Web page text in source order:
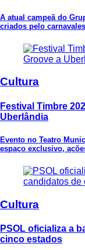
A atual campeã do
criados pelo
Cultura
Festival Timbre
Uberlândia
Evento no Teatro
espaço exclusivo,
Cultura
PSOL oficializa a
cinco estados